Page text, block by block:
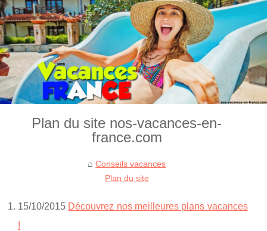
Plan du site nos-vacances-en-
france.com
Conseils vacances
Plan du site
15/10/2015 Découvrez nos meilleures plans vacances
!